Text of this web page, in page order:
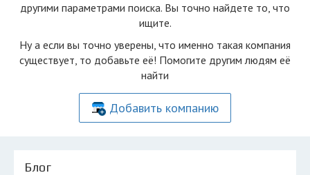
другими параметрами поиска. Вы точно найдете то, что
ищите.
Ну а если вы точно уверены, что именно такая компания
существует, то добавьте её! Помогите другим людям её
найти
Добавить компанию
Блог